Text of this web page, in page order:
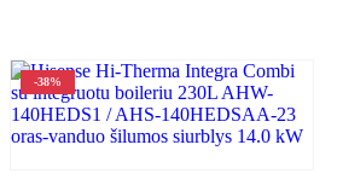
-38%